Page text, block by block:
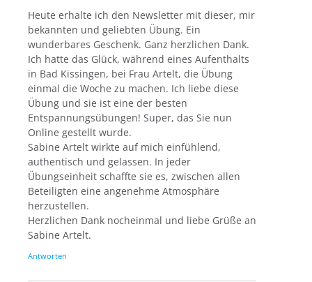
Heute erhalte ich den Newsletter mit dieser, mir
bekannten und geliebten Übung. Ein
wunderbares Geschenk. Ganz herzlichen Dank.
Ich hatte das Glück, während eines Aufenthalts
in Bad Kissingen, bei Frau Artelt, die Übung
einmal die Woche zu machen. Ich liebe diese
Übung und sie ist eine der besten
Entspannungsübungen! Super, das Sie nun
Online gestellt wurde.
Sabine Artelt wirkte auf mich einfühlend,
authentisch und gelassen. In jeder
Übungseinheit schaffte sie es, zwischen allen
Beteiligten eine angenehme Atmosphäre
herzustellen.
Herzlichen Dank nocheinmal und liebe Grüße an
Sabine Artelt.
Antworten